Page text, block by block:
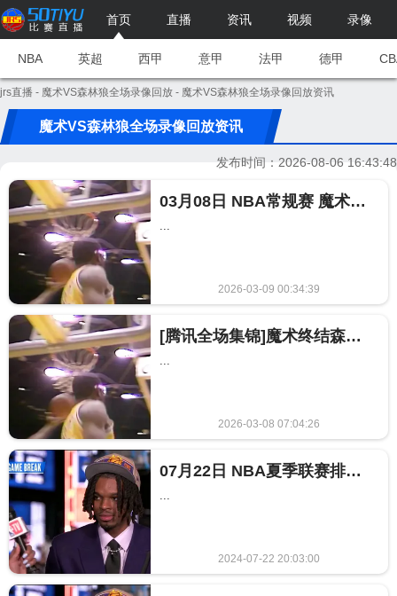
首页 直播 资讯 视频 录像
NBA 英超 西甲 意甲 法甲 德甲
jrs直播 - 魔术VS森林狼全场录像回放 - 魔术VS森林狼全场录像回放资讯
魔术VS森林狼全场录像回放资讯
发布时间：2026-08-06 16:43:48
03月08日 NBA常规赛 魔术vs森林狼 NBA录像回放
...
2026-03-09 00:34:39
292
[腾讯全场集锦]魔术终结森林狼5连胜 班凯罗25+15 贝恩30分 爱德华兹34
...
2026-03-08 07:04:26
719
07月22日 NBA夏季联赛排位赛 魔术vs森林狼 NBA录像回放
...
2024-07-22 20:03:00
365